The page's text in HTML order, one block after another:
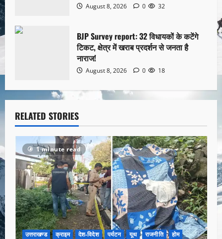
August 8, 2026 0 32
BJP Survey report: 32 विधायकों के कटेंगे
टिकट, क्षेत्र में खराब प्रदर्शन से जनता है
नाराज!
August 8, 2026 0 18
RELATED STORIES
1 minute read
उत्तराखण्ड क्राइम देश-विदेश पर्यटन यूथ राजनीति होम